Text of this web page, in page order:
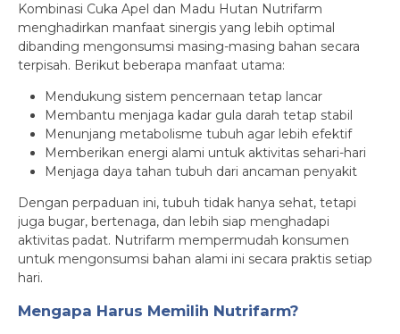
Kombinasi Cuka Apel dan Madu Hutan Nutrifarm
menghadirkan manfaat sinergis yang lebih optimal
dibanding mengonsumsi masing-masing bahan secara
terpisah. Berikut beberapa manfaat utama:
Mendukung sistem pencernaan tetap lancar
Membantu menjaga kadar gula darah tetap stabil
Menunjang metabolisme tubuh agar lebih efektif
Memberikan energi alami untuk aktivitas sehari-hari
Menjaga daya tahan tubuh dari ancaman penyakit
Dengan perpaduan ini, tubuh tidak hanya sehat, tetapi
juga bugar, bertenaga, dan lebih siap menghadapi
aktivitas padat. Nutrifarm mempermudah konsumen
untuk mengonsumsi bahan alami ini secara praktis setiap
hari.
Mengapa Harus Memilih Nutrifarm?